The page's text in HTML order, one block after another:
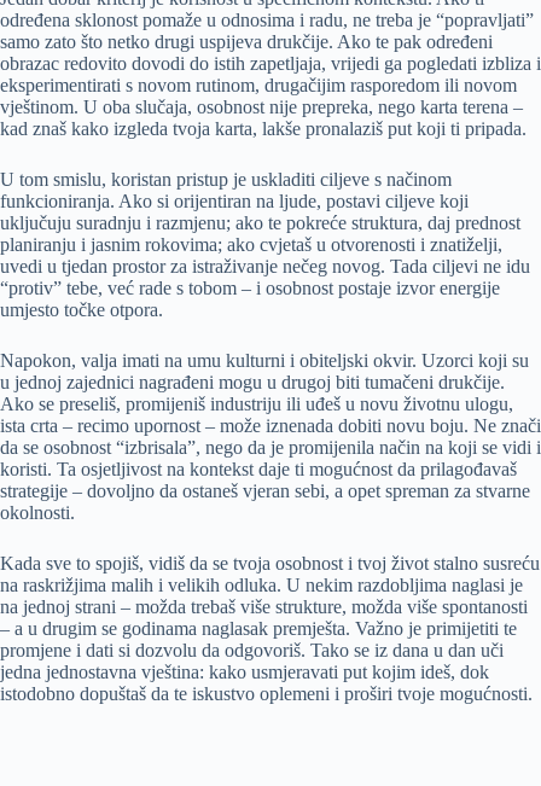
određena sklonost pomaže u odnosima i radu, ne treba je “popravljati”
samo zato što netko drugi uspijeva drukčije. Ako te pak određeni
obrazac redovito dovodi do istih zapetljaja, vrijedi ga pogledati izbliza i
eksperimentirati s novom rutinom, drugačijim rasporedom ili novom
vještinom. U oba slučaja, osobnost nije prepreka, nego karta terena –
kad znaš kako izgleda tvoja karta, lakše pronalaziš put koji ti pripada.
U tom smislu, koristan pristup je uskladiti ciljeve s načinom
funkcioniranja. Ako si orijentiran na ljude, postavi ciljeve koji
uključuju suradnju i razmjenu; ako te pokreće struktura, daj prednost
planiranju i jasnim rokovima; ako cvjetaš u otvorenosti i znatiželji,
uvedi u tjedan prostor za istraživanje nečeg novog. Tada ciljevi ne idu
“protiv” tebe, već rade s tobom – i osobnost postaje izvor energije
umjesto točke otpora.
Napokon, valja imati na umu kulturni i obiteljski okvir. Uzorci koji su
u jednoj zajednici nagrađeni mogu u drugoj biti tumačeni drukčije.
Ako se preseliš, promijeniš industriju ili uđeš u novu životnu ulogu,
ista crta – recimo upornost – može iznenada dobiti novu boju. Ne znači
da se osobnost “izbrisala”, nego da je promijenila način na koji se vidi i
koristi. Ta osjetljivost na kontekst daje ti mogućnost da prilagođavaš
strategije – dovoljno da ostaneš vjeran sebi, a opet spreman za stvarne
okolnosti.
Kada sve to spojiš, vidiš da se tvoja osobnost i tvoj život stalno susreću
na raskrižjima malih i velikih odluka. U nekim razdobljima naglasi je
na jednoj strani – možda trebaš više strukture, možda više spontanosti
– a u drugim se godinama naglasak premješta. Važno je primijetiti te
promjene i dati si dozvolu da odgovoriš. Tako se iz dana u dan uči
jedna jednostavna vještina: kako usmjeravati put kojim ideš, dok
istodobno dopuštaš da te iskustvo oplemeni i proširi tvoje mogućnosti.